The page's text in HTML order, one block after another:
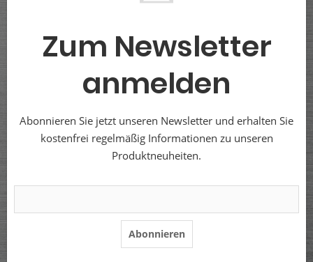
Zum Newsletter
anmelden
Abonnieren Sie jetzt unseren Newsletter und erhalten Sie
kostenfrei regelmäßig Informationen zu unseren
Produktneuheiten.
Abonnieren